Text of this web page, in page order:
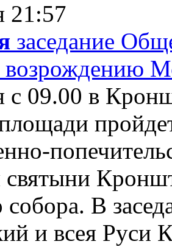
21:57
заседание
возрождению
с 09.00 в
В
и всея Руси